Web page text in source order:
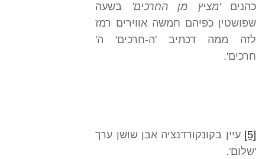
כהנים'מציץ מן החרכים' בשעה
שפושטין כפיהם חמשה אוִוירים רמז
לזה ממה דכתיב 'ה-חרכים' ה'
חרכים'.
[5] עיין בקונקורדנציה אבן שושן ערך
'שלום'.